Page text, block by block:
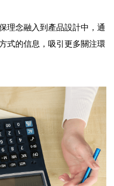
理念融入到產品設計中，通
式的信息，吸引更多關注環